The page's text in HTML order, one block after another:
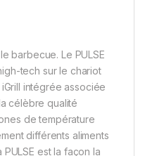
barbecue. Le PULSE
tech sur le chariot
intégrée associée
célèbre qualité
de température
différents aliments
est la façon la